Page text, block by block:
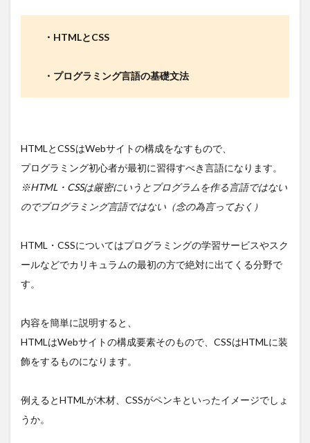
・HTMLとCSS
・プログラミング言語の基礎文法
HTMLとCSSはWebサイトの構成をなすもので、
プログラミング初心者が最初に習得すべき言語になります。
※HTML・CSSは厳密にいうとプログラムを作る言語ではない
のでプログラミング言語ではない（念の為言っておく）
HTML・CSSについてはプログラミングの学習サービスやスク
ールなどでカリキュラムの最初の方で絶対に出てくる分野で
す。
内容を簡単に説明すると、
HTMLはWebサイトの構成要素そのもので、CSSはHTMLに装
飾をするものになります。
例えるとHTMLが木材、CSSがペンキといったイメージでしょ
うか。